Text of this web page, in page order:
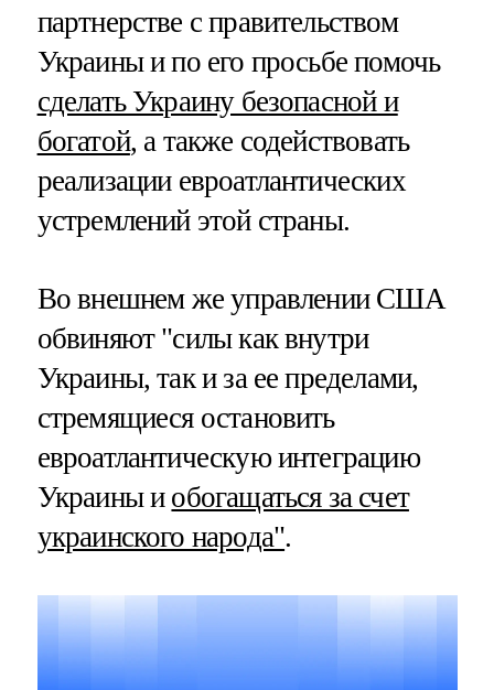
партнерстве с правительством
Украины и по его просьбе помочь
сделать Украину безопасной и
богатой, а также содействовать
реализации евроатлантических
устремлений этой страны.
Во внешнем же управлении США
обвиняют "силы как внутри
Украины, так и за ее пределами,
стремящиеся остановить
евроатлантическую интеграцию
Украины и обогащаться за счет
украинского народа".